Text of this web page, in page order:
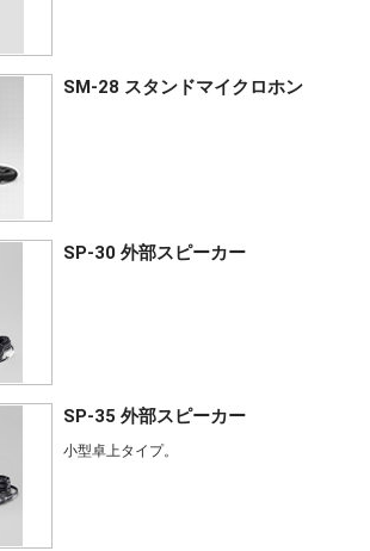
SM-28 スタンドマイクロホン
SP-30 外部スピーカー
SP-35 外部スピーカー
小型卓上タイプ。